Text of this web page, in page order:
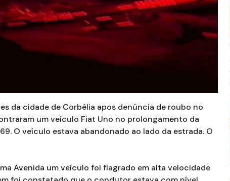
da cidade de Corbélia apos denúncia de roubo no
um veículo Fiat Uno no prolongamento da
O veículo estava abandonado ao lado da estrada. O
Avenida um veículo foi flagrado em alta velocidade